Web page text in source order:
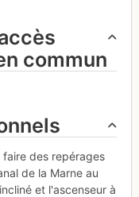
commun
des repérages
de la Marne au
et l'ascenseur à